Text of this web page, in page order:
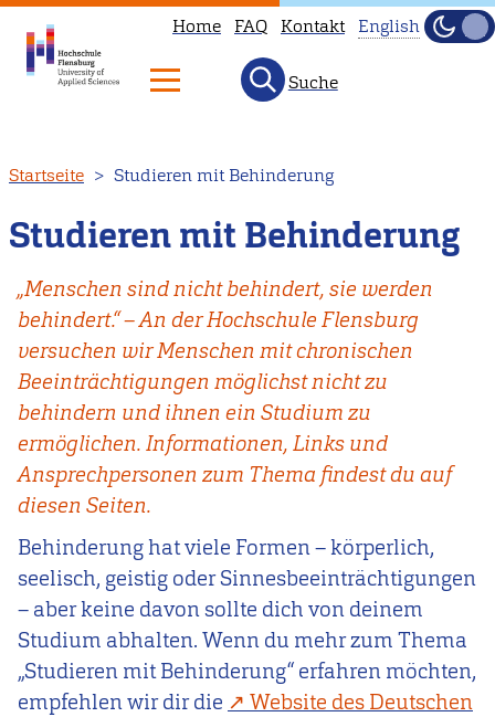
zum
Inhalt
Home FAQ Kontakt
in
English.
to
page
instead.
English
Hell
Suche
Startseite Studieren mit Behinderung
Studieren mit Behinderung
„Menschen sind nicht behindert, sie werden
behindert.“ – An der Hochschule Flensburg
versuchen wir Menschen mit chronischen
Beeinträchtigungen möglichst nicht zu
behindern und ihnen ein Studium zu
ermöglichen. Informationen, Links und
Ansprechpersonen zum Thema findest du auf
diesen Seiten.
Behinderung hat viele Formen – körperlich,
seelisch, geistig oder Sinnesbeeinträchtigungen
– aber keine davon sollte dich von deinem
Studium abhalten. Wenn du mehr zum Thema
„Studieren mit Behinderung“ erfahren möchten,
empfehlen wir dir die
Website des Deutschen